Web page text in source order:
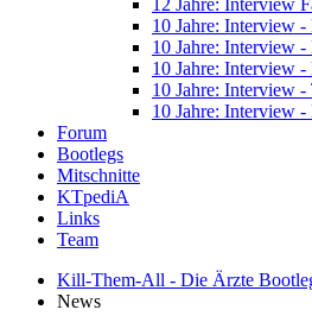
12 Jahre: Interview
10 Jahre: Interview -
10 Jahre: Interview -
10 Jahre: Interview -
10 Jahre: Interview -
10 Jahre: Interview
Forum
Bootlegs
Mitschnitte
KTpediA
Links
Team
Kill-Them-All - Die Ärzte
News